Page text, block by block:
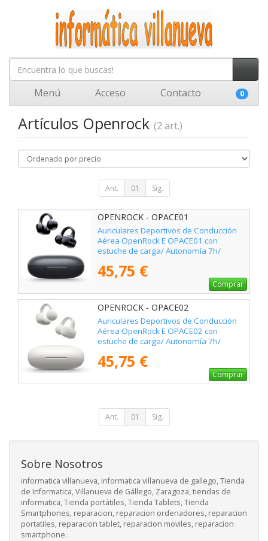
Menú Acceso Contacto 0
Artículos Openrock (2 art.)
Ant. 01 Sig.
OPENROCK - OPACE01
Auriculares Deportivos de Conducción
Aérea OpenRock E OPACE01 con
estuche de carga/ Autonomía 7h/
45,75 €
Comprar
OPENROCK - OPACE02
Auriculares Deportivos de Conducción
Aérea OpenRock E OPACE02 con
estuche de carga/ Autonomía 7h/
45,75 €
Comprar
Ant. 01 Sig.
Sobre Nosotros
informatica villanueva, informatica villanueva de gallego, Tienda
de Informatica, Villanueva de Gállego, Zaragoza, tiendas de
informatica, Tienda portátiles, Tienda Tablets, Tienda
Smartphones, reparacion, reparacion ordenadores, reparacion
portatiles, reparacion tablet, reparacion moviles, reparacion
smartphone.